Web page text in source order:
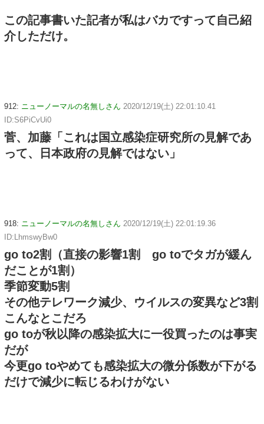
この記事書いた記者が私はバカですって自己紹
介しただけ。
912: ニューノーマルの名無しさん 2020/12/19(土) 22:01:10.41
ID:S6PiCvUi0
菅、加藤「これは国立感染症研究所の見解であ
って、日本政府の見解ではない」
918: ニューノーマルの名無しさん 2020/12/19(土) 22:01:19.36
ID:LhmswyBw0
go to2割（直接の影響1割 go toでタガが緩ん
だことが1割）
季節変動5割
その他テレワーク減少、ウイルスの変異など3割
こんなとこだろ
go toが秋以降の感染拡大に一役買ったのは事実
だが
今更go toやめても感染拡大の微分係数が下がる
だけで減少に転じるわけがない